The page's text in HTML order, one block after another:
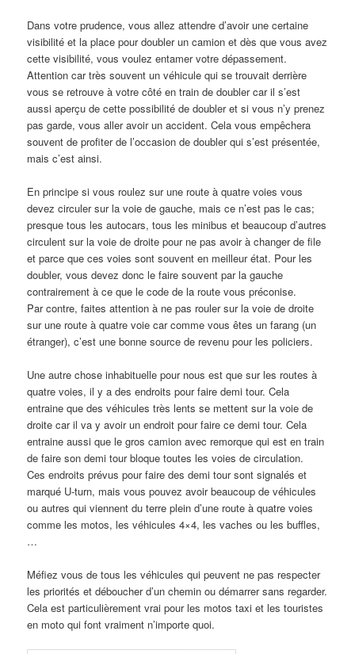
Dans votre prudence, vous allez attendre d’avoir une certaine
visibilité et la place pour doubler un camion et dès que vous avez
cette visibilité, vous voulez entamer votre dépassement.
Attention car très souvent un véhicule qui se trouvait derrière
vous se retrouve à votre côté en train de doubler car il s’est
aussi aperçu de cette possibilité de doubler et si vous n’y prenez
pas garde, vous aller avoir un accident. Cela vous empêchera
souvent de profiter de l’occasion de doubler qui s’est présentée,
mais c’est ainsi.
En principe si vous roulez sur une route à quatre voies vous
devez circuler sur la voie de gauche, mais ce n’est pas le cas;
presque tous les autocars, tous les minibus et beaucoup d’autres
circulent sur la voie de droite pour ne pas avoir à changer de file
et parce que ces voies sont souvent en meilleur état. Pour les
doubler, vous devez donc le faire souvent par la gauche
contrairement à ce que le code de la route vous préconise.
Par contre, faites attention à ne pas rouler sur la voie de droite
sur une route à quatre voie car comme vous êtes un farang (un
étranger), c’est une bonne source de revenu pour les policiers.
Une autre chose inhabituelle pour nous est que sur les routes à
quatre voies, il y a des endroits pour faire demi tour. Cela
entraine que des véhicules très lents se mettent sur la voie de
droite car il va y avoir un endroit pour faire ce demi tour. Cela
entraine aussi que le gros camion avec remorque qui est en train
de faire son demi tour bloque toutes les voies de circulation.
Ces endroits prévus pour faire des demi tour sont signalés et
marqué U-turn, mais vous pouvez avoir beaucoup de véhicules
ou autres qui viennent du terre plein d’une route à quatre voies
comme les motos, les véhicules 4×4, les vaches ou les buffles,
…
Méfiez vous de tous les véhicules qui peuvent ne pas respecter
les priorités et déboucher d’un chemin ou démarrer sans regarder.
Cela est particulièrement vrai pour les motos taxi et les touristes
en moto qui font vraiment n’importe quoi.